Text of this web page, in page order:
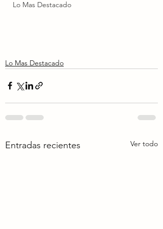
Lo Mas Destacado
Lo Mas Destacado
Entradas recientes Ver todo